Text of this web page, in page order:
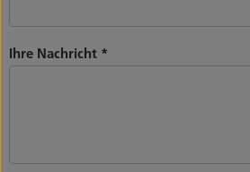
Ihre Nachricht *